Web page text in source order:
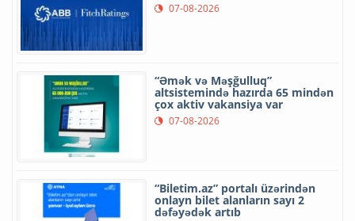
07-08-2026
“Əmək və Məşğulluq”
altsistemində hazırda 65 mindən
çox aktiv vakansiya var
07-08-2026
“Biletim.az” portalı üzərindən
onlayn bilet alanların sayı 2
dəfəyədək artıb